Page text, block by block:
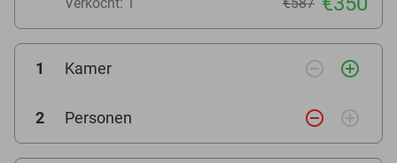
1 Kamer remove_circle_outline add_circle_outline
2 Personen remove_circle_outline add_circle_outline